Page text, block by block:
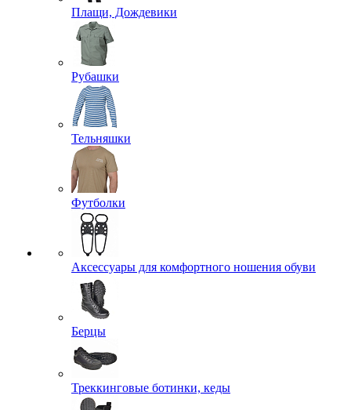
Плащи, Дождевики
Рубашки
Тельняшки
Футболки
Аксессуары для комфортного ношения обуви
Берцы
Треккинговые ботинки, кеды